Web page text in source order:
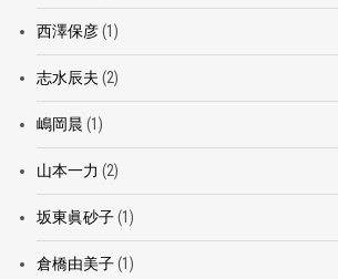
西澤保彦(1)
志水辰夫 (2)
嶋岡晨 (1)
山本一力 (2)
坂東眞砂子(1)
倉橋由美子(1)